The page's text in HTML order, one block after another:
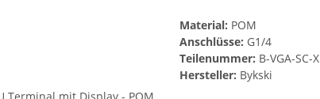
Material: POM
Anschlüsse: G1/4
Teilenummer: B-VGA-SC-X
Hersteller: Bykski